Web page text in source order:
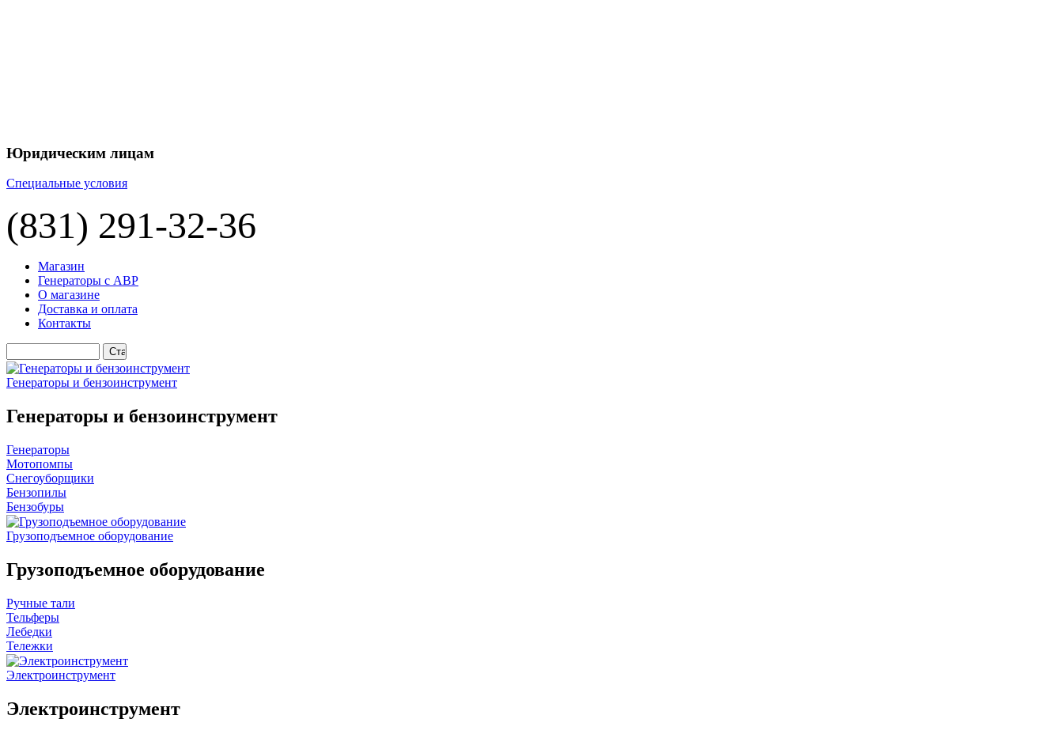
Юридическим лицам
Специальные условия
(831) 291-32-36
Магазин
Генераторы с АВР
О магазине
Доставка и оплата
Контакты
Генераторы и бензоинструмент
Генераторы и бензоинструмент
Генераторы
Мотопомпы
Снегоуборщики
Бензопилы
Бензобуры
Грузоподъемное оборудование
Грузоподъемное оборудование
Ручные тали
Тельферы
Лебедки
Тележки
Электроинструмент
Электроинструмент